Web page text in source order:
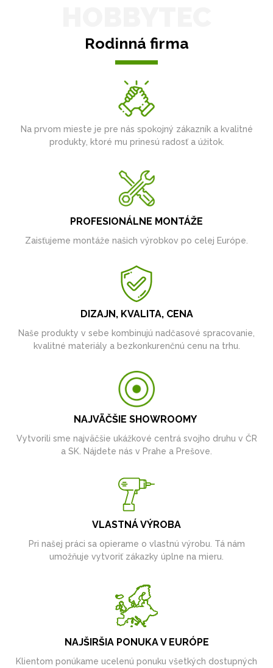
Rodinná firma
Na prvom mieste je pre nás spokojný zákazník a kvalitné
produkty, ktoré mu prinesú radosť a úžitok.
PROFESIONÁLNE MONTÁŽE
Zaisťujeme montáže našich výrobkov po celej Európe.
DIZAJN, KVALITA, CENA
Naše produkty v sebe kombinujú nadčasové spracovanie,
kvalitné materiály a bezkonkurenčnú cenu na trhu.
NAJVÄČŠIE SHOWROOMY
Vytvorili sme najväčšie ukážkové centrá svojho druhu v ČR
a SK. Nájdete nás v Prahe a Prešove.
VLASTNÁ VÝROBA
Pri našej práci sa opierame o vlastnú výrobu. Tá nám
umožňuje vytvoriť zákazky úplne na mieru.
NAJŠIRŠIA PONUKA V EURÓPE
Klientom ponúkame ucelenú ponuku všetkých dostupných